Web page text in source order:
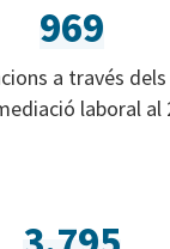
969
a través dels
laboral al